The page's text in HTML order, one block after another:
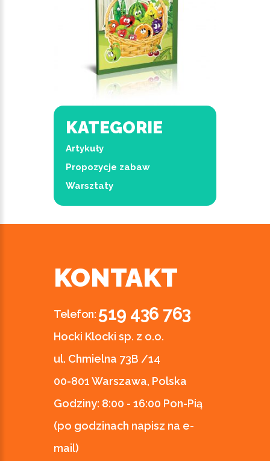
KATEGORIE
Artykuły
Propozycje zabaw
Warsztaty
KONTAKT
Telefon: 519 436 763
Hocki Klocki sp. z o.o.
ul. Chmielna 73B /14
00-801 Warszawa, Polska
Godziny: 8:00 - 16:00 Pon-Pią
(po godzinach napisz na e-
mail)